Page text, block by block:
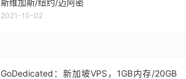
2021-10-02
GoDedicated：新加坡VPS，1GB内存/20GB